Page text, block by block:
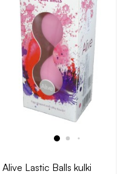
Alive Lastic Balls kulki